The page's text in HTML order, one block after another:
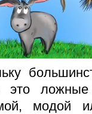
ложные
модой